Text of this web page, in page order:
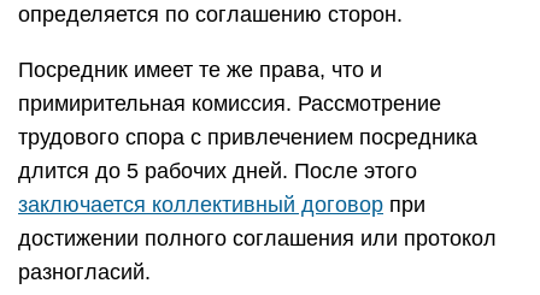
определяется по соглашению сторон.
Посредник имеет те же права, что и
примирительная комиссия. Рассмотрение
трудового спора с привлечением посредника
длится до 5 рабочих дней. После этого
заключается коллективный договор при
достижении полного соглашения или протокол
разногласий.